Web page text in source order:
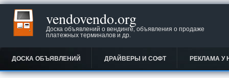
vendovendo.org
Доска объявлений о вендинге, объявления о продаже
платежных терминалов и др.
ДОСКА ОБЪЯВЛЕНИЙ ДРАЙВЕРЫ И СОФТ РЕКЛАМА У